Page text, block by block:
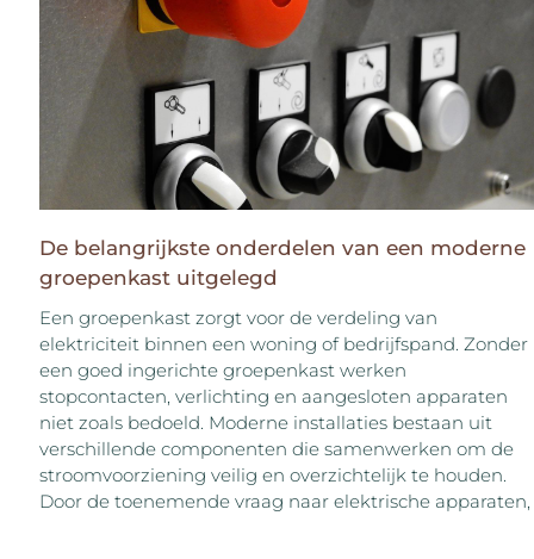
De belangrijkste onderdelen van een moderne
groepenkast uitgelegd
Een groepenkast zorgt voor de verdeling van
elektriciteit binnen een woning of bedrijfspand. Zonder
een goed ingerichte groepenkast werken
stopcontacten, verlichting en aangesloten apparaten
niet zoals bedoeld. Moderne installaties bestaan uit
verschillende componenten die samenwerken om de
stroomvoorziening veilig en overzichtelijk te houden.
Door de toenemende vraag naar elektrische apparaten,